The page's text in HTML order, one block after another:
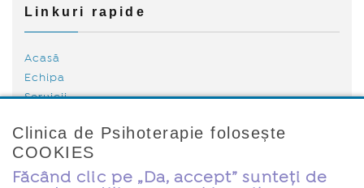
Linkuri rapide
Acasă
Echipa
Servicii
Blog
Politica de Cookies
Contact
Clinica de Psihoterapie folosește
COOKIES
Făcând clic pe „Da, accept” sunteți de